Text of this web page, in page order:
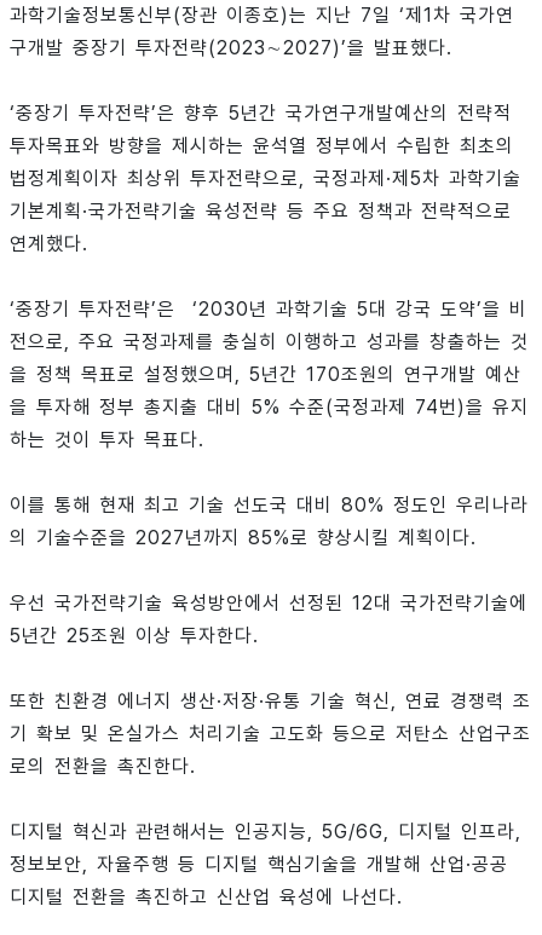
과학기술정보통신부(장관 이종호)는 지난 7일 ‘제1차 국가연
구개발 중장기 투자전략(2023∼2027)’을 발표했다.
‘중장기 투자전략’은 향후 5년간 국가연구개발예산의 전략적
투자목표와 방향을 제시하는 윤석열 정부에서 수립한 최초의
법정계획이자 최상위 투자전략으로, 국정과제·제5차 과학기술
기본계획·국가전략기술 육성전략 등 주요 정책과 전략적으로
연계했다.
‘중장기 투자전략’은 ‘2030년 과학기술 5대 강국 도약’을 비
전으로, 주요 국정과제를 충실히 이행하고 성과를 창출하는 것
을 정책 목표로 설정했으며, 5년간 170조원의 연구개발 예산
을 투자해 정부 총지출 대비 5% 수준(국정과제 74번)을 유지
하는 것이 투자 목표다.
이를 통해 현재 최고 기술 선도국 대비 80% 정도인 우리나라
의 기술수준을 2027년까지 85%로 향상시킬 계획이다.
우선 국가전략기술 육성방안에서 선정된 12대 국가전략기술에
5년간 25조원 이상 투자한다.
또한 친환경 에너지 생산·저장·유통 기술 혁신, 연료 경쟁력 조
기 확보 및 온실가스 처리기술 고도화 등으로 저탄소 산업구조
로의 전환을 촉진한다.
디지털 혁신과 관련해서는 인공지능, 5G/6G, 디지털 인프라,
정보보안, 자율주행 등 디지털 핵심기술을 개발해 산업·공공
디지털 전환을 촉진하고 신산업 육성에 나선다.